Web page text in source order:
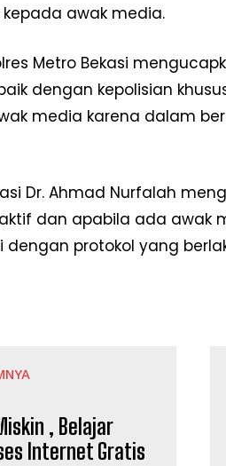
awak media.
Metro Bekasi
dengan kepolisian
media karena dalam
Dr. Ahmad Nurfalah
dan apabila ada awak
protokol yang
, Belajar
Internet Gratis